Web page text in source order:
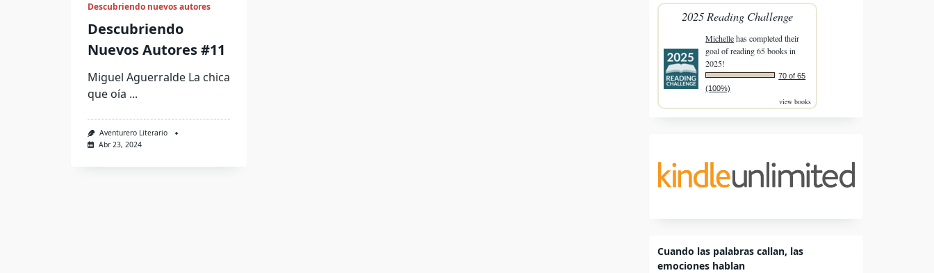
Descubriendo nuevos autores
Descubriendo
Nuevos Autores #11
Miguel Aguerralde La chica
que oía ...
Aventurero Literario
Abr 23, 2024
2025 Reading Challenge
Michellehas completed their
goal of reading 65 books in
2025!
70 of 65
(100%)
view books
Cuando las palabras callan, las
emociones hablan